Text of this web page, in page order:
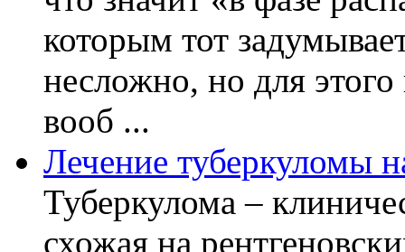
которым тот
несложно, но для
вооб ...
Лечение туберкуломы
Туберкулома –
схожая на